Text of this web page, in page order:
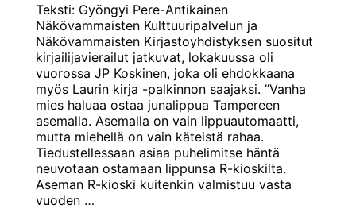
Teksti: Gyöngyi Pere-Antikainen
Näkövammaisten Kulttuuripalvelun ja
Näkövammaisten Kirjastoyhdistyksen suositut
kirjailijavierailut jatkuvat, lokakuussa oli
vuorossa JP Koskinen, joka oli ehdokkaana
myös Laurin kirja -palkinnon saajaksi. ”Vanha
mies haluaa ostaa junalippua Tampereen
asemalla. Asemalla on vain lippuautomaatti,
mutta miehellä on vain käteistä rahaa.
Tiedustellessaan asiaa puhelimitse häntä
neuvotaan ostamaan lippunsa R-kioskilta.
Aseman R-kioski kuitenkin valmistuu vasta
vuoden …